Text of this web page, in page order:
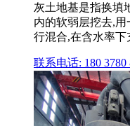
灰土地基是指换填
内的软弱层挖去,
行混合,在含水率
联系电话: 180 3780